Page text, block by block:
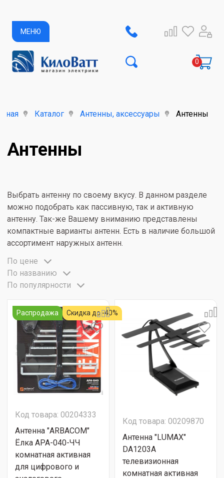
МЕНЮ
Каталог Антенны, аксессуары Антенны
Антенны
Выбрать антенну по своему вкусу. В данном разделе
можно подобрать как пассивную, так и активную
антенну. Так-же Вашему вниманию представлены
компактные варианты антенн. Есть в наличие большой
ассортимент наружных антенн.
По цене
По названию
По популярности
Распродажа Скидка до -40%
Код товара: 00204333
Антенна "ARBACOM"
Ёлка АРА-040-ЧЧ
комнатная активная
для цифрового и
Код товара: 00209870
Антенна "LUMAX"
DA1203A
телевизионная
комнатная активная